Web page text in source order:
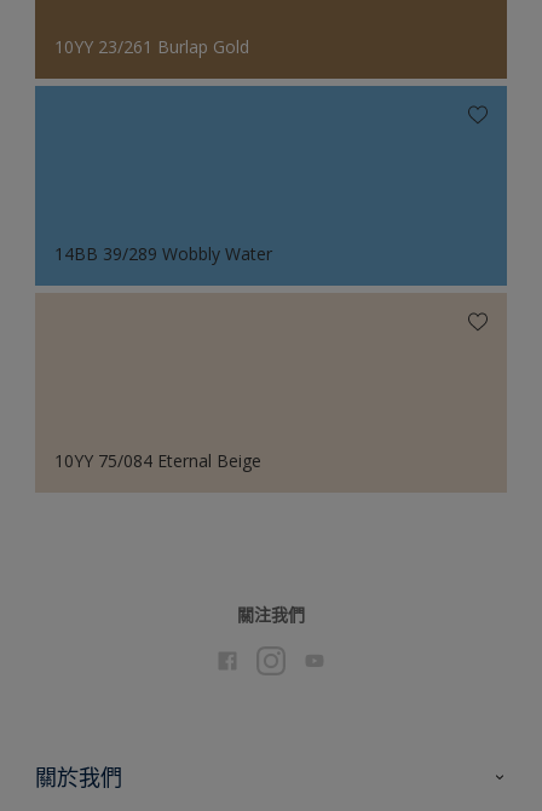
10YY 23/261 Burlap Gold
14BB 39/289 Wobbly Water
10YY 75/084 Eternal Beige
關注我們
關於我們